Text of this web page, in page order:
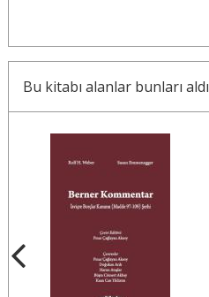
Bu kitabı alanlar bunları aldı